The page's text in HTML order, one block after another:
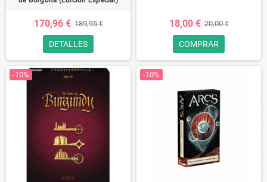
170,96 € 189,95 €
DETALLES
18,00 € 20,00 €
COMPRAR
-10% -10%